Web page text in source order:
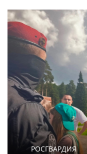
РОСГВАРДИЯ